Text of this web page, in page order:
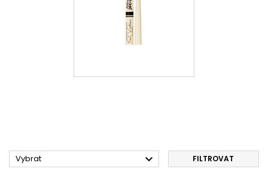
Vybrat  FILTROVAT